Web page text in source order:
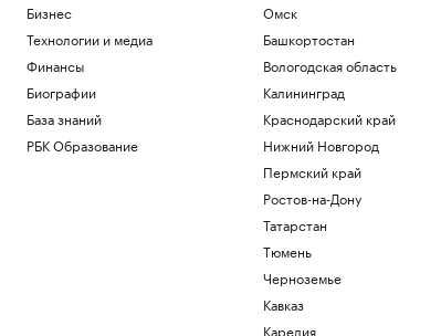
Бизнес
Технологии и медиа
Финансы
Биографии
База знаний
РБК Образование
Омск
Башкортостан
Вологодская область
Калининград
Краснодарский край
Нижний Новгород
Пермский край
Ростов-на-Дону
Татарстан
Тюмень
Черноземье
Кавказ
Карелия